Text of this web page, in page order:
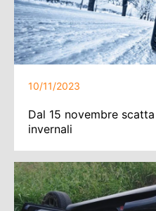
10/11/2023
Dal 15 novembre
invernali